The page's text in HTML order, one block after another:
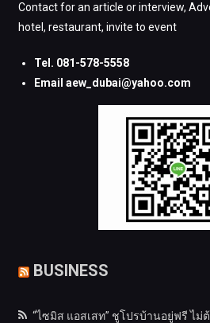
Contact for an article or interview,
hotel, restaurant, invite to event
Tel. 081-578-5558
Email aew_dubai@yahoo.com
BUSINESS
“ไซมิส แอสเสท” ชูโปรบ้านอยู่ฟรี ไม่